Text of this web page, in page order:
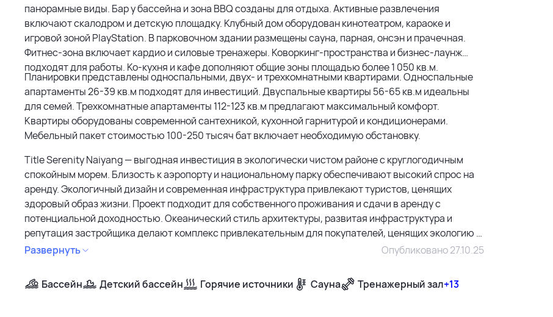
панорамные виды. Бар у бассейна и зона BBQ созданы для отдыха. Активные развлечения
включают скалодром и детскую площадку. Клубный дом оборудован кинотеатром, караоке и
игровой зоной PlayStation. В парковочном здании размещены сауна, парная, онсэн и прачечная.
Фитнес-зона включает кардио и силовые тренажеры. Коворкинг-пространства и бизнес-лаунж
подходят для работы. Ко-кухня и кафе дополняют общие зоны площадью более 1 050 кв.м.
Планировки представлены односпальными, двух- и трехкомнатными квартирами. Односпальные
апартаменты 26-39 кв.м подходят для инвестиций. Двуспальные квартиры 56-65 кв.м идеальны
для семей. Трехкомнатные апартаменты 112-123 кв.м предлагают максимальный комфорт.
Квартиры оборудованы современной сантехникой, кухонной гарнитурой и кондиционерами.
Мебельный пакет стоимостью 100-250 тысяч бат включает необходимую обстановку.
Title Serenity Naiyang — выгодная инвестиция в экологически чистом районе с круглогодичным
спокойным морем. Близость к аэропорту и национальному парку обеспечивают высокий спрос на
аренду. Экологичный дизайн и современная инфраструктура привлекают туристов, ценящих
здоровый образ жизни. Проект подходит для собственного проживания и сдачи в аренду с
потенциальной доходностью. Океанический стиль архитектуры, развитая инфраструктура и
репутация застройщика делают комплекс привлекательным для покупателей, ценящих экологию и
комфорт.
Развернуть Опубликовано 27.10.25
Бассейн Детский бассейн Горячие источники Сауна Тренажерный зал+13